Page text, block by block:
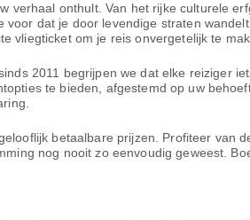
verhaal onthult. Van het rijke culturele
dat je door levendige straten
vliegticket om je reis onvergetelijk te
2011 begrijpen we dat elke reiziger
te bieden, afgestemd op uw
betaalbare prijzen. Profiteer van
nog nooit zo eenvoudig geweest.